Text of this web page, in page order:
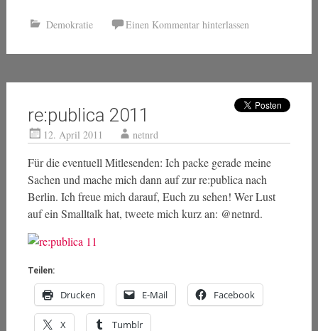
Demokratie Einen Kommentar hinterlassen
re:publica 2011
12. April 2011 netnrd
Für die eventuell Mitlesenden: Ich packe gerade meine
Sachen und mache mich dann auf zur re:publica nach
Berlin. Ich freue mich darauf, Euch zu sehen! Wer Lust
auf ein Smalltalk hat, tweete mich kurz an: @netnrd.
Teilen:
Drucken E-Mail Facebook
X Tumblr